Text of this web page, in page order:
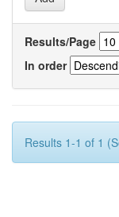
Results/Page
In order
Results 1-1 of 1